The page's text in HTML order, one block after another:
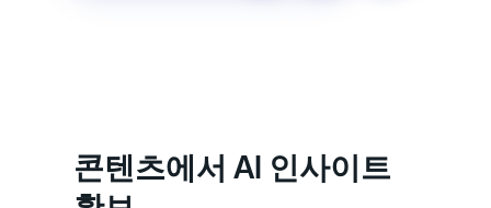
콘텐츠에서 AI 인사이트